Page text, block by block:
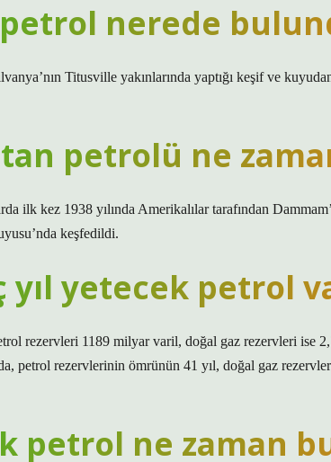
nerede
Titusville yakınlarında yaptığı keşif ve
petrolü ne
ilk kez 1938 yılında Amerikalılar tarafından
keşfedildi.
yıl yetecek petrol
rezervleri 1189 milyar varil, doğal gaz rezervleri ise
petrol rezervlerinin ömrünün 41 yıl, doğal gaz
petrol ne zaman